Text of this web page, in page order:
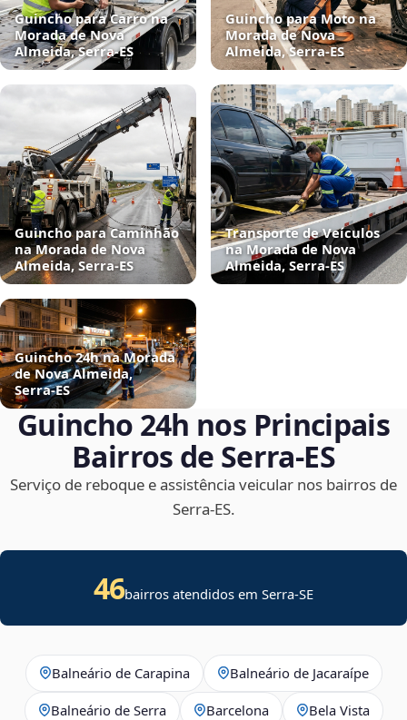
Guincho para Carro na
Morada de Nova
Almeida, Serra‑ES
Guincho para Moto na
Morada de Nova
Almeida, Serra‑ES
Guincho para Caminhão
na Morada de Nova
Almeida, Serra‑ES
Transporte de Veículos
na Morada de Nova
Almeida, Serra‑ES
Guincho 24h na Morada
de Nova Almeida,
Serra‑ES
Guincho 24h nos Principais
Bairros de Serra‑ES
Serviço de reboque e assistência veicular nos bairros de
Serra‑ES.
46bairros atendidos emSerra-SE
Balneário de Carapina Balneário de Jacaraípe
Balneário de Serra Barcelona Bela Vista